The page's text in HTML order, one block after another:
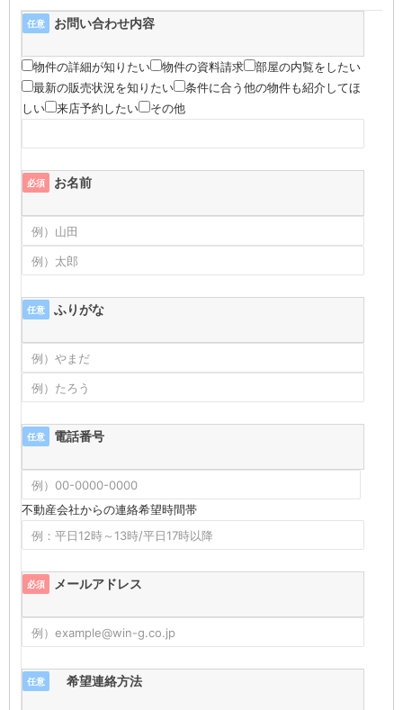
任意 お問い合わせ内容
物件の詳細が知りたい 物件の資料請求
部屋の内覧をしたい
最新の販売状況を知りたい
条件に合う他の物件も紹介してほ
しい
来店予約したい その他
必須 お名前
任意 ふりがな
任意 電話番号
不動産会社からの連絡希望時間帯
必須 メールアドレス
任意 希望連絡方法